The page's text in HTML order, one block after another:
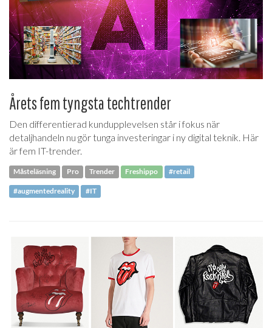
Årets fem tyngsta techtrender
Den differentierad kundupplevelsen står i fokus när
detaljhandeln nu gör tunga investeringar i ny digital teknik. Här
är fem IT-trender.
Måsteläsning Pro Trender Freshippo #retail
#augmentedreality #IT